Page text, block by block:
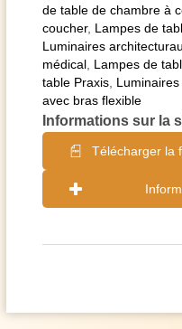
de table de chambre à
coucher, Lampes de
Luminaires
médical Lampes de
table Praxis
avec bras flexible
Informations sur la
Télécharger la